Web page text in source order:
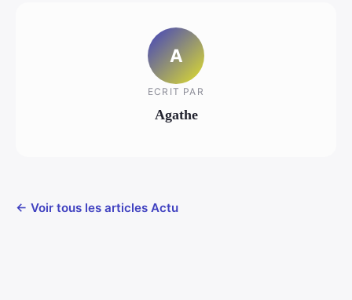
A
ECRIT PAR
Agathe
← Voir tous les articles Actu